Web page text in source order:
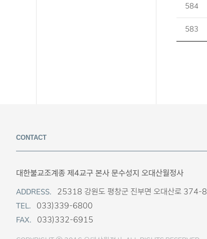
584
583
CONTACT
대한불교조계종 제4교구 본사 문수성지 오대산월정사
ADDRESS. 25318 강원도 평창군 진부면 오대산로 374-8
TEL. 033)339-6800
FAX. 033)332-6915